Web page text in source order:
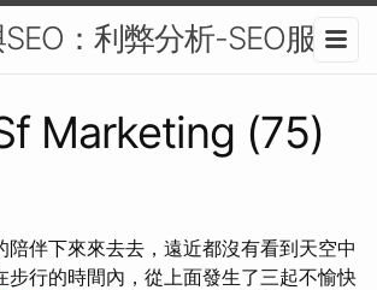
：利弊分析-SEO服務
Marketing (75)
陪伴下來來去去，遠近都沒有看到天空中
步行的時間內，從上面發生了三起不愉快